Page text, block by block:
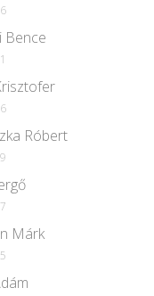
Bence
Róbert
Márk